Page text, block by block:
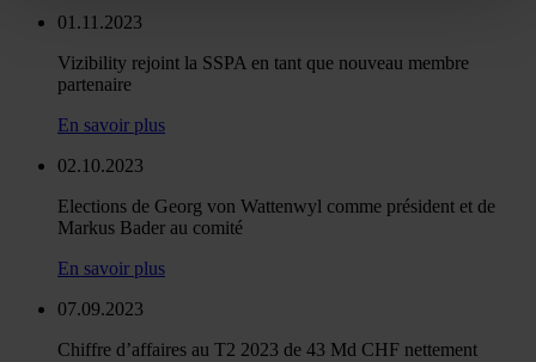
notre site avec nos partenaires de médias sociaux, de
avec d'autres informations que vous leur avez fournies
ou qu'ils ont collectées lors de votre utilisation de leurs
services.
01.11.2023
Vizibility rejoint la SSPA en tant que nouveau membre
partenaire
En savoir plus
02.10.2023
Elections de Georg von Wattenwyl comme président et de
Markus Bader au comité
En savoir plus
07.09.2023
Chiffre d’affaires au T2 2023 de 43 Md CHF nettement